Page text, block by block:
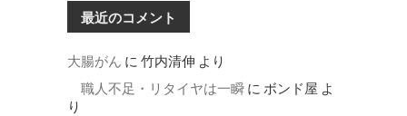
最近のコメント
大腸がん に 竹内清伸 より
職人不足・リタイヤは一瞬に ボンド屋 よ
り